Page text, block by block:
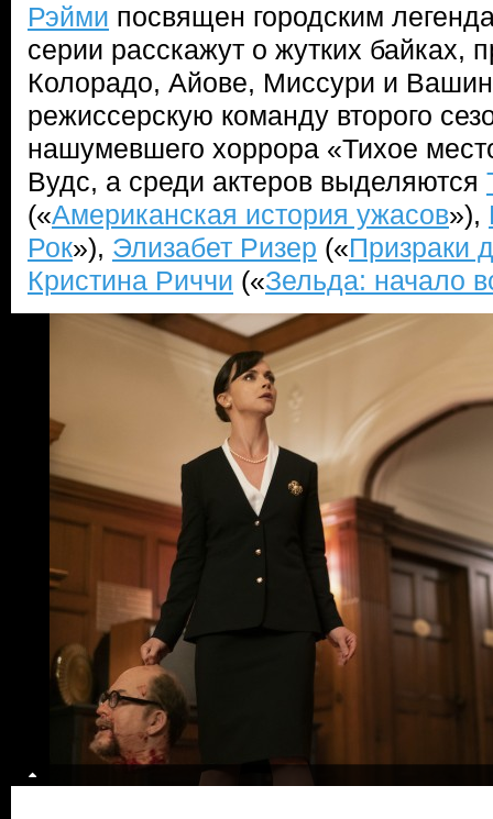
Рэйми посвящен городским
серии расскажут о жутких байках,
Колорадо, Айове, Миссури и
режиссерскую команду второго
нашумевшего хоррора «Тихое
Вудс, а среди актеров выделяются
(«Американская история ужасов»),
Рок»), Элизабет Ризер («Призраки
Кристина Риччи («Зельда: начало